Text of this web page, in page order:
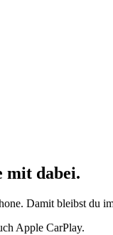
mit dabei.
Damit bleibst du
Apple CarPlay.